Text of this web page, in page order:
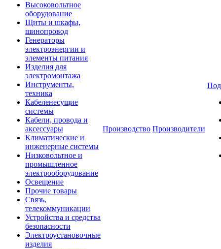
Высоковольтное
оборудование
Щиты и шкафы,
шинопровод
Генераторы
электроэнергии и
элементы питания
Изделия для
электромонтажа
Инструменты,
техника
Кабеленесущие
системы
Кабели, провода и
аксессуары
Климатические и
инженерные системы
Низковольтное и
промышленное
электрооборудование
Освещение
Прочие товары
Связь,
телекоммуникации
Устройства и средства
безопасности
Электроустановочные
изделия
Производство Производители